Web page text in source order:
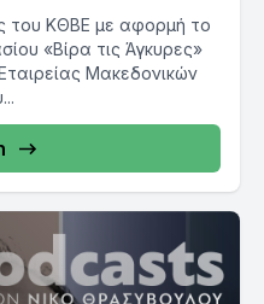
του ΚΘΒΕ με αφορμή το
«Βίρα τις Άγκυρες»
Μακεδονικών